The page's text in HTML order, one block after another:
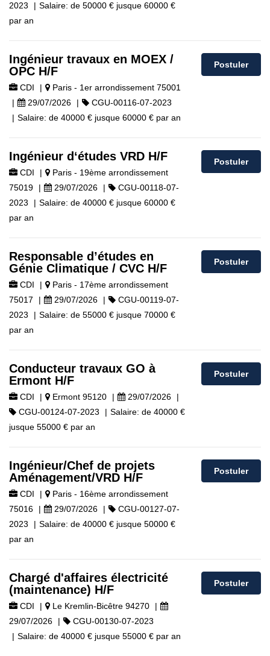
2023
| Salaire: de 50000 € jusque 60000 €
par an
Ingénieur travaux en MOEX /
OPC H/F
CDI |
Paris - 1er arrondissement 75001
|
29/07/2026 |
CGU-00116-07-2023
| Salaire: de 40000 € jusque 60000 € par an
Postuler
Ingénieur d‘études VRD H/F
CDI |
Paris - 19ème arrondissement
75019
| 29/07/2026 |
CGU-00118-07-
2023
| Salaire: de 40000 € jusque 60000 €
par an
Postuler
Responsable d’études en
Génie Climatique / CVC H/F
CDI |
Paris - 17ème arrondissement
75017
| 29/07/2026 |
CGU-00119-07-
2023
| Salaire: de 55000 € jusque 70000 €
par an
Postuler
Conducteur travaux GO à
Ermont H/F
CDI | Ermont 95120 | 29/07/2026
|
CGU-00124-07-2023
| Salaire: de 40000 €
jusque 55000 € par an
Postuler
Ingénieur/Chef de projets
Aménagement/VRD H/F
CDI |
Paris - 16ème arrondissement
75016
| 29/07/2026 |
CGU-00127-07-
2023
| Salaire: de 40000 € jusque 50000 €
par an
Postuler
Chargé d'affaires électricité
(maintenance) H/F
CDI | Le Kremlin-Bicêtre 94270
|
29/07/2026
|
CGU-00130-07-2023
| Salaire: de 40000 € jusque 55000 € par an
Postuler